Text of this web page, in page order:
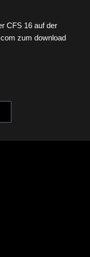
CFS 16 auf der
zum download